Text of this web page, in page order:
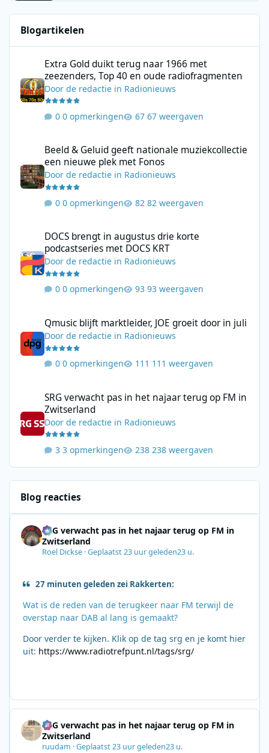
Blogartikelen
Extra Gold duikt terug naar 1966 met
zeezenders, Top 40 en oude radiofragmenten
Doorde redactie in Radionieuws
0 opmerkingen 67 weergaven
Beeld & Geluid geeft nationale muziekcollectie
een nieuwe plek met Fonos
Doorde redactie in Radionieuws
0 opmerkingen 82 weergaven
DOCS brengt in augustus drie korte
podcastseries met DOCS KRT
Doorde redactie in Radionieuws
0 opmerkingen 93 weergaven
Qmusic blijft marktleider, JOE groeit door in juli
Doorde redactie in Radionieuws
0 opmerkingen 111 weergaven
SRG verwacht pas in het najaar terug op FM in
Zwitserland
Doorde redactie in Radionieuws
3 opmerkingen 238 weergaven
Blog reacties
SRG verwacht pas in het najaar terug op FM in
Zwitserland
Roel Dickse ·Geplaatst23 uur geleden23 u.
27 minuten geleden zei Rakkerten:
Wat is de reden van de terugkeer naar FM terwijl de
overstap naar DAB al lang is gemaakt?
Door verder te kijken. Klik op de tag srg en je komt hier
uit: https://www.radiotrefpunt.nl/tags/srg/
SRG verwacht pas in het najaar terug op FM in
Zwitserland
ruudam ·Geplaatst23 uur geleden23 u.